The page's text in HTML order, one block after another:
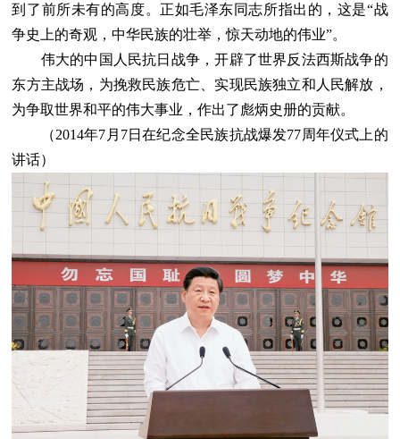
到了前所未有的高度。正如毛泽东同志所指出的，这是“战
争史上的奇观，中华民族的壮举，惊天动地的伟业”。
伟大的中国人民抗日战争，开辟了世界反法西斯战争的
东方主战场，为挽救民族危亡、实现民族独立和人民解放，
为争取世界和平的伟大事业，作出了彪炳史册的贡献。
（2014年7月7日在纪念全民族抗战爆发77周年仪式上的
讲话）